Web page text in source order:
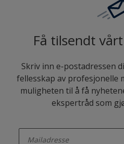
Få tilsendt
Skriv inn e-postadressen
fellesskap av profesjonelle
muligheten til å få
ekspertråd som